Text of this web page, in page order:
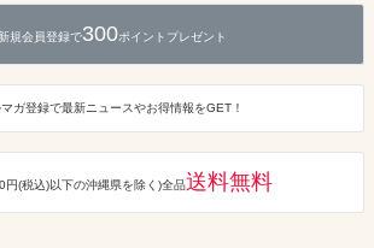
規会員登録で300ポイントプレゼント
ガ登録で最新ニュースやお得情報をGET！
(税込)以下の沖縄県を除く)全品送料無料